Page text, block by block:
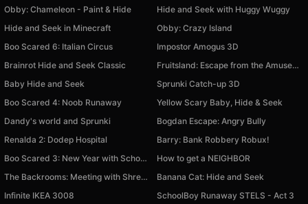
Obby: Chameleon - Paint & Hide
Hide and Seek with Huggy Wuggy
Hide and Seek in Minecraft
Obby: Crazy Island
Boo Scared 6: Italian Circus
Impostor Amogus 3D
Brainrot Hide and Seek Classic
Fruitsland: Escape from the Amusement Park
Baby Hide and Seek
Sprunki Catch-up 3D
Boo Scared 4: Noob Runaway
Yellow Scary Baby, Hide & Seek
Dandy's world and Sprunki
Bogdan Escape: Angry Bully
Renalda 2: Dodep Hospital
Barry: Bank Robbery Robux!
Boo Scared 3: New Year with Schoolboy
How to get a NEIGHBOR
The Backrooms: Meeting with Shrek Wazowski
Banana Cat: Hide and Seek
Infinite IKEA 3008
SchoolBoy Runaway STELS - Act 3